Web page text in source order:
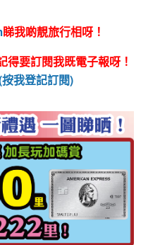
睇我啲靚旅行相呀！
要訂閱我既電子報呀！
我登記訂閱)